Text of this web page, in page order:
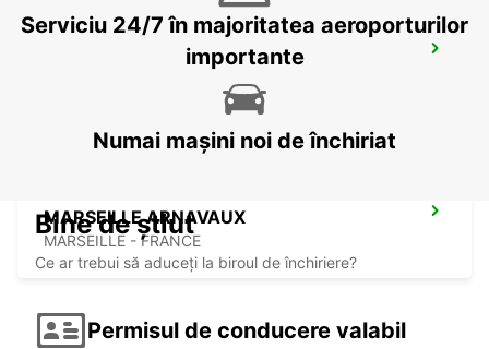
MARSEILLE ARNAVAUX
MARSEILLE - FRANCE
Serviciu 24/7 în majoritatea aeroporturilor
importante
Numai mașini noi de închiriat
Bine de știut
Ce ar trebui să aduceți la biroul de închiriere?
Permisul de conducere valabil